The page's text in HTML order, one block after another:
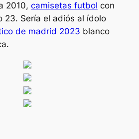
2010, camisetas futbol con
23. Sería el adiós al ídolo
de madrid 2023 blanco